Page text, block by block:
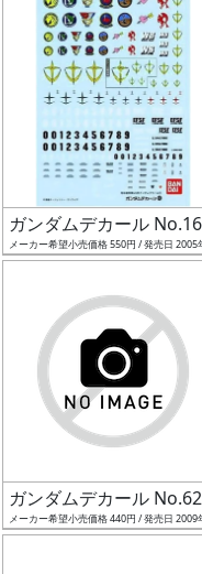
グ
レ
ル
ガンダムデカール
メーカー希望小売価格 550円 / 発売日 2005
ガンダムデカール
メーカー希望小売価格 440円 / 発売日 2009